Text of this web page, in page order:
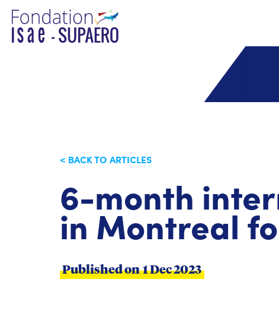
< BACK TO ARTICLES
6-month
in Montreal
Published on 1 Dec 2023